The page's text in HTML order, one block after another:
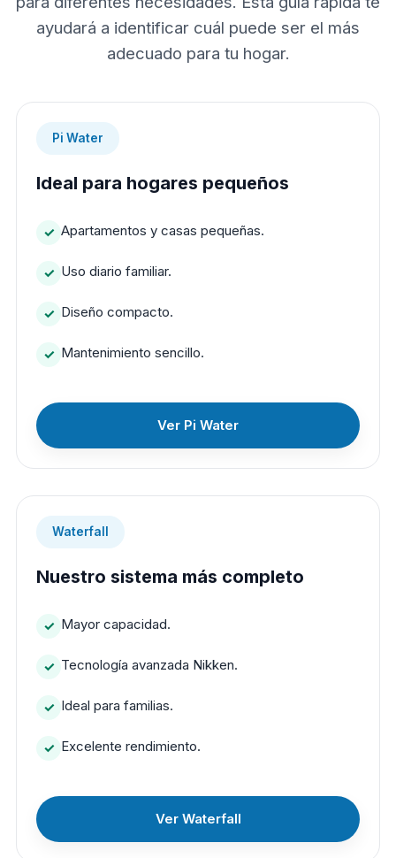
ayudará a identificar cuál puede ser el más
adecuado para tu hogar.
Pi Water
Ideal para hogares pequeños
Apartamentos y casas pequeñas.
Uso diario familiar.
Diseño compacto.
Mantenimiento sencillo.
Ver Pi Water
Waterfall
Nuestro sistema más completo
Mayor capacidad.
Tecnología avanzada Nikken.
Ideal para familias.
Excelente rendimiento.
Ver Waterfall